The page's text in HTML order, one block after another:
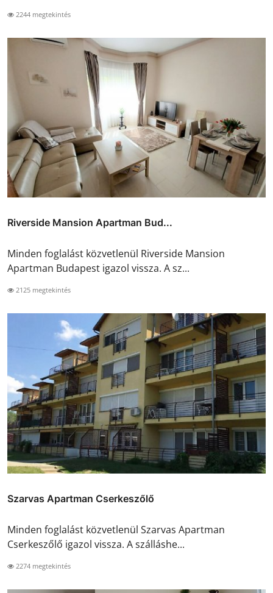
2244 megtekintés
Riverside Mansion Apartman Bud...
Minden foglalást közvetlenül Riverside Mansion
Apartman Budapest igazol vissza. A sz...
2125 megtekintés
Szarvas Apartman Cserkeszőlő
Minden foglalást közvetlenül Szarvas Apartman
Cserkeszőlő igazol vissza. A szálláshe...
2274 megtekintés